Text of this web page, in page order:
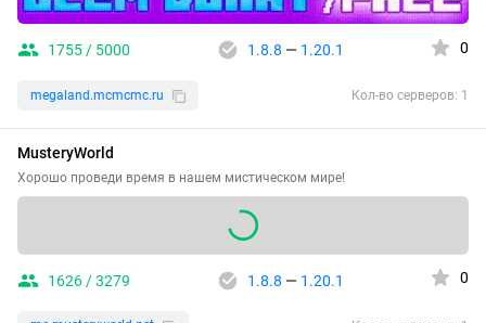
1755 / 5000 1.8.8 — 1.20.1 0
megaland.mcmcmc.ru Кол-во серверов: 1
MusteryWorld
Хорошо проведи время в нашем мистическом мире!
1626 / 3279 1.8.8 — 1.20.1 0